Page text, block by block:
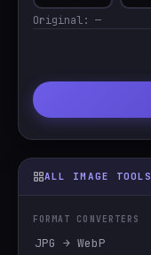
Original: —
ALL IMAGE TOOLS
FORMAT CONVERTERS
JPG → WebP